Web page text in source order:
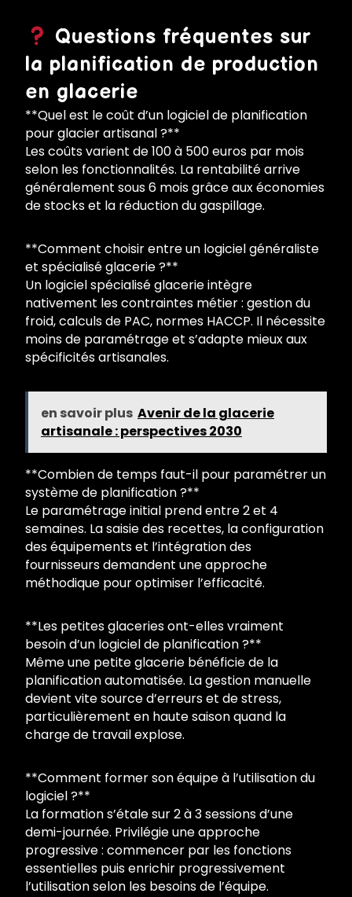
Questions fréquentes sur
la planification de production
en glacerie
**Quel est le coût d’un logiciel de planification
pour glacier artisanal ?**
Les coûts varient de 100 à 500 euros par mois
selon les fonctionnalités. La rentabilité arrive
généralement sous 6 mois grâce aux économies
de stocks et la réduction du gaspillage.
**Comment choisir entre un logiciel généraliste
et spécialisé glacerie ?**
Un logiciel spécialisé glacerie intègre
nativement les contraintes métier : gestion du
froid, calculs de PAC, normes HACCP. Il nécessite
moins de paramétrage et s’adapte mieux aux
spécificités artisanales.
en savoir plus Avenir de la glacerie
artisanale : perspectives 2030
**Combien de temps faut-il pour paramétrer un
système de planification ?**
Le paramétrage initial prend entre 2 et 4
semaines. La saisie des recettes, la configuration
des équipements et l’intégration des
fournisseurs demandent une approche
méthodique pour optimiser l’efficacité.
**Les petites glaceries ont-elles vraiment
besoin d’un logiciel de planification ?**
Même une petite glacerie bénéficie de la
planification automatisée. La gestion manuelle
devient vite source d’erreurs et de stress,
particulièrement en haute saison quand la
charge de travail explose.
**Comment former son équipe à l’utilisation du
logiciel ?**
La formation s’étale sur 2 à 3 sessions d’une
demi-journée. Privilégie une approche
progressive : commencer par les fonctions
essentielles puis enrichir progressivement
l’utilisation selon les besoins de l’équipe.